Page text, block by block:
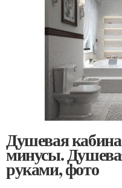
Душевая
минусы.
руками, фото